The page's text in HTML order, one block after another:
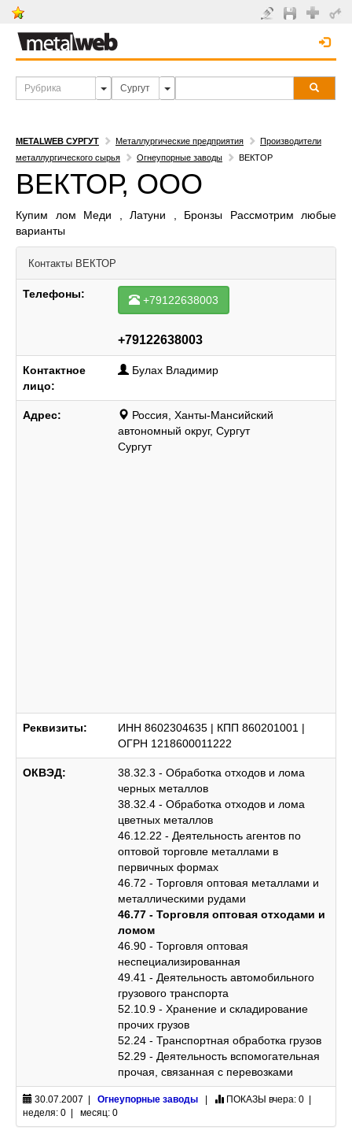
METALWEB СУРГУТ Металлургические предприятия
Производители
металлургического сырья
Огнеупорные заводы ВЕКТОР
ВЕКТОР, ООО
Купим лом Меди , Латуни , Бронзы Рассмотрим любые
варианты
Контакты ВЕКТОР
Телефоны: +79122638003
+79122638003
Контактное
лицо:
Булах Владимир
Адрес:
Россия, Ханты-Мансийский
автономный округ, Сургут
Сургут
Реквизиты:
ИНН 8602304635 | КПП 860201001 |
ОГРН 1218600011222
ОКВЭД:
38.32.3 - Обработка отходов и лома
черных металлов
38.32.4 - Обработка отходов и лома
цветных металлов
46.12.22 - Деятельность агентов по
оптовой торговле металлами в
первичных формах
46.72 - Торговля оптовая металлами и
металлическими рудами
46.77 - Торговля оптовая отходами и
ломом
46.90 - Торговля оптовая
неспециализированная
49.41 - Деятельность автомобильного
грузового транспорта
52.10.9 - Хранение и складирование
прочих грузов
52.24 - Транспортная обработка грузов
52.29 - Деятельность вспомогательная
прочая, связанная с перевозками
30.07.2007 | Огнеупорные заводы ПОКАЗЫ вчера: 0 |
неделя: 0 | месяц: 0